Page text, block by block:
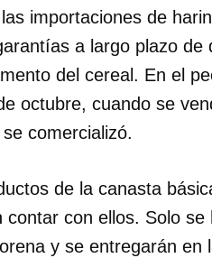
importaciones de
a largo plazo
del cereal. En el
octubre, cuando se
comercializó.
de la canasta
contar con ellos. Solo
y se entregarán en